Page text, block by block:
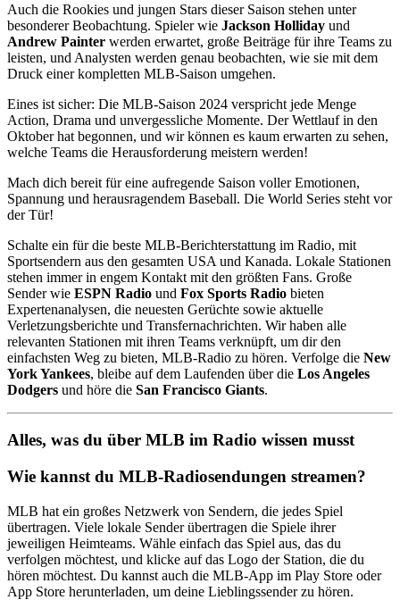
Auch die Rookies und jungen Stars dieser Saison stehen unter
besonderer Beobachtung. Spieler wie Jackson Holliday und
Andrew Painter werden erwartet, große Beiträge für ihre Teams zu
leisten, und Analysten werden genau beobachten, wie sie mit dem
Druck einer kompletten MLB-Saison umgehen.
Eines ist sicher: Die MLB-Saison 2024 verspricht jede Menge
Action, Drama und unvergessliche Momente. Der Wettlauf in den
Oktober hat begonnen, und wir können es kaum erwarten zu sehen,
welche Teams die Herausforderung meistern werden!
Mach dich bereit für eine aufregende Saison voller Emotionen,
Spannung und herausragendem Baseball. Die World Series steht vor
der Tür!
Schalte ein für die beste MLB-Berichterstattung im Radio, mit
Sportsendern aus den gesamten USA und Kanada. Lokale Stationen
stehen immer in engem Kontakt mit den größten Fans. Große
Sender wie ESPN Radio und Fox Sports Radio bieten
Expertenanalysen, die neuesten Gerüchte sowie aktuelle
Verletzungsberichte und Transfernachrichten. Wir haben alle
relevanten Stationen mit ihren Teams verknüpft, um dir den
einfachsten Weg zu bieten, MLB-Radio zu hören. Verfolge die New
York Yankees, bleibe auf dem Laufenden über die Los Angeles
Dodgers und höre die San Francisco Giants.
Alles, was du über MLB im Radio wissen musst
Wie kannst du MLB-Radiosendungen streamen?
MLB hat ein großes Netzwerk von Sendern, die jedes Spiel
übertragen. Viele lokale Sender übertragen die Spiele ihrer
jeweiligen Heimteams. Wähle einfach das Spiel aus, das du
verfolgen möchtest, und klicke auf das Logo der Station, die du
hören möchtest. Du kannst auch die MLB-App im Play Store oder
App Store herunterladen, um deine Lieblingssender zu hören.